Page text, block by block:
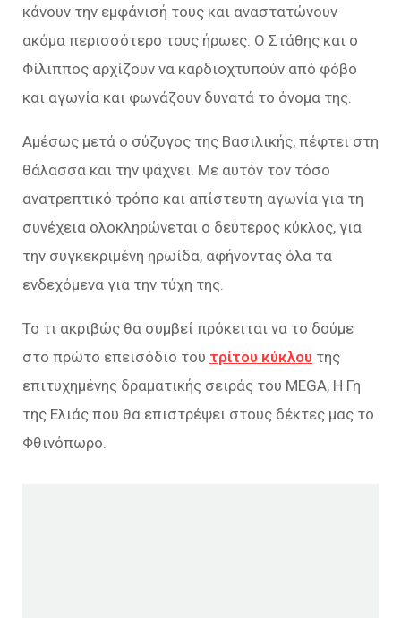
κάνουν την εμφάνισή τους και αναστατώνουν
ακόμα περισσότερο τους ήρωες. Ο Στάθης και ο
Φίλιππος αρχίζουν να καρδιοχτυπούν από φόβο
και αγωνία και φωνάζουν δυνατά το όνομα της.
Αμέσως μετά ο σύζυγος της Βασιλικής, πέφτει στη
θάλασσα και την ψάχνει. Με αυτόν τον τόσο
ανατρεπτικό τρόπο και απίστευτη αγωνία για τη
συνέχεια ολοκληρώνεται ο δεύτερος κύκλος, για
την συγκεκριμένη ηρωίδα, αφήνοντας όλα τα
ενδεχόμενα για την τύχη της.
Το τι ακριβώς θα συμβεί πρόκειται να το δούμε
στο πρώτο επεισόδιο του τρίτου κύκλου της
επιτυχημένης δραματικής σειράς του MEGA, Η Γη
της Ελιάς που θα επιστρέψει στους δέκτες μας το
Φθινόπωρο.